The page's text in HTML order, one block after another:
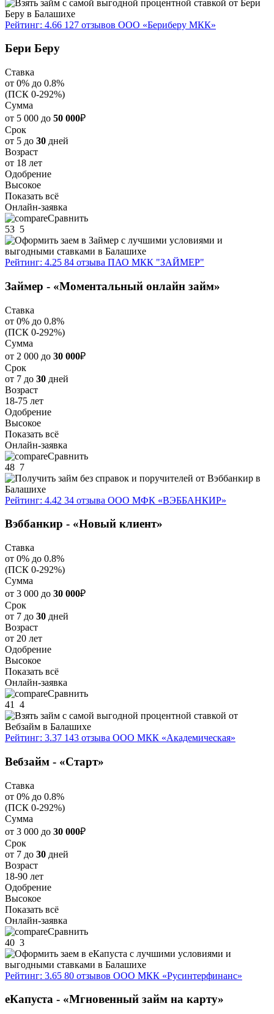
Рейтинг: 4.66 127 отзывов ООО «Бериберу МКК»
Бери Беру
Ставка
от 0% до 0.8%
(ПСК 0-292%)
Сумма
от 5 000 до 50 000₽
Срок
от 5 до 30 дней
Возраст
от 18 лет
Одобрение
Высокое
Показать всё
Онлайн-заявка
Сравнить
53 5
Рейтинг: 4.25 84 отзыва ПАО МКК "ЗАЙМЕР"
Займер - «Моментальный онлайн займ»
Ставка
от 0% до 0.8%
(ПСК 0-292%)
Сумма
от 2 000 до 30 000₽
Срок
от 7 до 30 дней
Возраст
18-75 лет
Одобрение
Высокое
Показать всё
Онлайн-заявка
Сравнить
48 7
Рейтинг: 4.42 34 отзыва ООО МФК «ВЭББАНКИР»
Вэббанкир - «Новый клиент»
Ставка
от 0% до 0.8%
(ПСК 0-292%)
Сумма
от 3 000 до 30 000₽
Срок
от 7 до 30 дней
Возраст
от 20 лет
Одобрение
Высокое
Показать всё
Онлайн-заявка
Сравнить
41
4
Рейтинг: 3.37 143 отзыва ООО МКК «Академическая»
Вебзайм - «Старт»
Ставка
от 0% до 0.8%
(ПСК 0-292%)
Сумма
от 3 000 до 30 000₽
Срок
от 7 до 30 дней
Возраст
18-90 лет
Одобрение
Высокое
Показать всё
Онлайн-заявка
Сравнить
40 3
Рейтинг: 3.65 80 отзывов ООО МКК «Русинтерфинанс»
еКапуста - «Мгновенный займ на карту»